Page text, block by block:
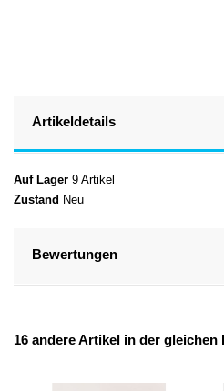
Artikeldetails
Auf Lager 9 Artikel
Zustand Neu
Bewertungen
16 andere Artikel in der gleichen